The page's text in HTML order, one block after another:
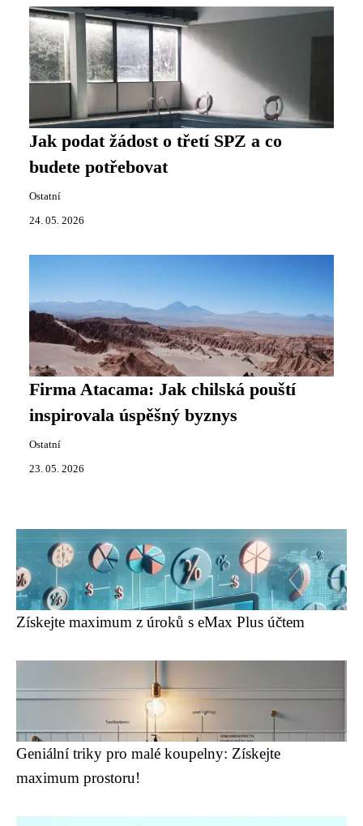
Jak podat žádost o třetí SPZ a co
budete potřebovat
Ostatní
24. 05. 2026
Firma Atacama: Jak chilská pouští
inspirovala úspěšný byznys
Ostatní
23. 05. 2026
Získejte maximum z úroků s eMax Plus účtem
Geniální triky pro malé koupelny: Získejte
maximum prostoru!